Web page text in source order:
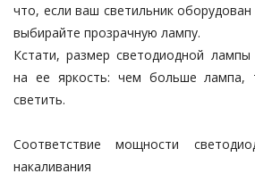
что, если ваш светильник
выбирайте прозрачную лампу.
Кстати, размер светодиодной
на ее яркость: чем больше лампа,
светить.
Соответствие мощности
накаливания